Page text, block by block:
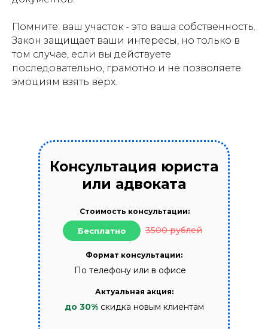
Помните: ваш участок - это ваша собственность.
Закон защищает ваши интересы, но только в
том случае, если вы действуете
последовательно, грамотно и не позволяете
эмоциям взять верх.
Консультация юриста
или адвоката
Бесплатно 3500 рублей
Стоимость консультации:
Актуальная акция:
до 30%скидка новым клиентам
Формат консультации:
По телефону или в офисе